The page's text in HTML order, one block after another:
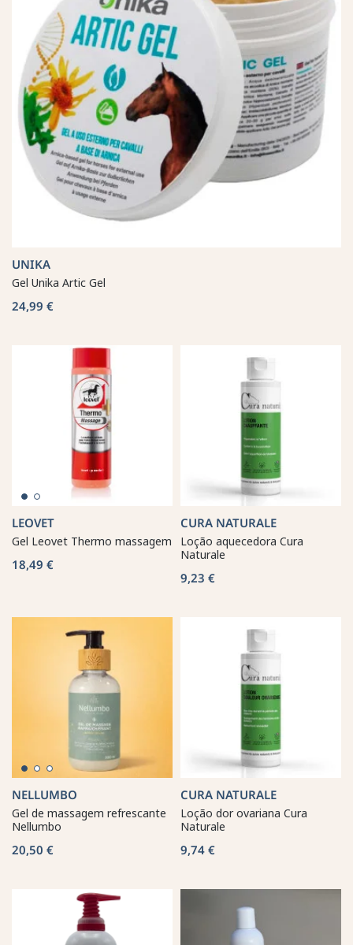
UNIKA
Gel Unika Artic Gel
24,99 €
LEOVET
Gel Leovet Thermo massagem
18,49 €
CURA NATURALE
Loção aquecedora Cura
Naturale
9,23 €
NELLUMBO
Gel de massagem refrescante
Nellumbo
20,50 €
CURA NATURALE
Loção dor ovariana Cura
Naturale
9,74 €